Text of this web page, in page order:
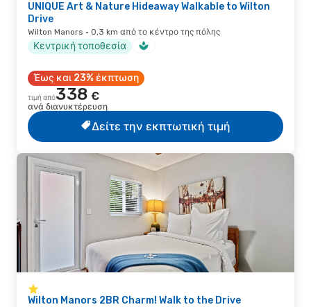
UNIQUE Art & Nature Hideaway Walkable to Wilton
Drive
Wilton Manors · 0,3 km από το κέντρο της πόλης
Κεντρική τοποθεσία
Έως και 23% έκπτωση
τιμή από338 €
ανά διανυκτέρευση
Δείτε την εκπτωτική τιμή
Wilton Manors 2BR Charm! Walk to the Drive